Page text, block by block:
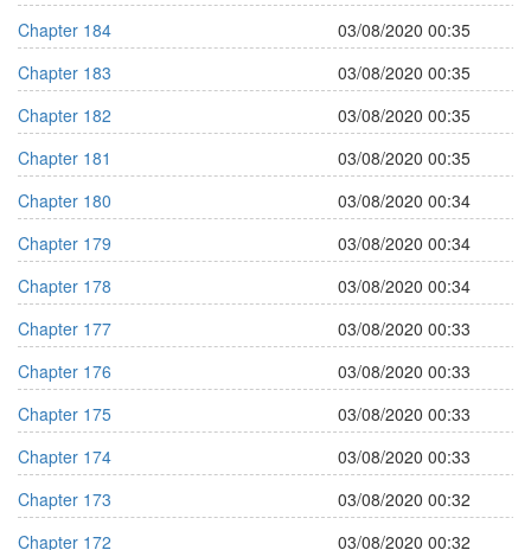
Chapter 184
03/08/2020 00:35
Chapter 183
03/08/2020 00:35
Chapter 182
03/08/2020 00:35
Chapter 181
03/08/2020 00:35
Chapter 180
03/08/2020 00:34
Chapter 179
03/08/2020 00:34
Chapter 178
03/08/2020 00:34
Chapter 177
03/08/2020 00:33
Chapter 176
03/08/2020 00:33
Chapter 175
03/08/2020 00:33
Chapter 174
03/08/2020 00:33
Chapter 173
03/08/2020 00:32
Chapter 172
03/08/2020 00:32